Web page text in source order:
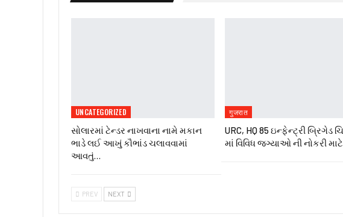
UNCATEGORIZED
સોલારમાં ટેન્ડર નાખવાના નામે મકાન
ભાડે લઈ આખું કૌભાંડ ચલાવવામાં
આવતું…
गुजरात
URC, HQ 85 ઇન્ફેન્ટ્રી બ્રિગેડ
માં વિવિધ જગ્યાઓ ની નોકરી
PREV NEXT